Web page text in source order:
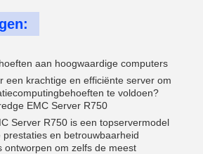
aan hoogwaardige computers
een krachtige en efficiënte server om
te voldoen?
EMC Server R750
Server R750 is een topservermodel
en betrouwbaarheid
ontworpen om zelfs de meest